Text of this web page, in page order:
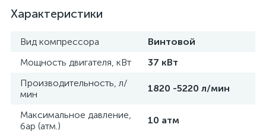
Характеристики
Вид компрессора
Винтовой
Мощность двигателя, кВт
37 кВт
Производительность, л/
мин
1820 -5220 л/мин
Максимальное давление,
бар (атм.)
10 атм